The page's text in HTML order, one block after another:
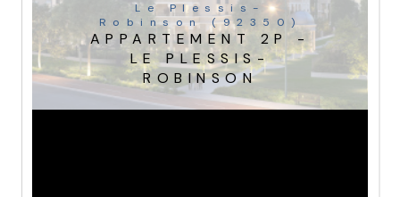
Le Plessis-
Robinson (92350)
APPARTEMENT 2P -
LE PLESSIS-
ROBINSON